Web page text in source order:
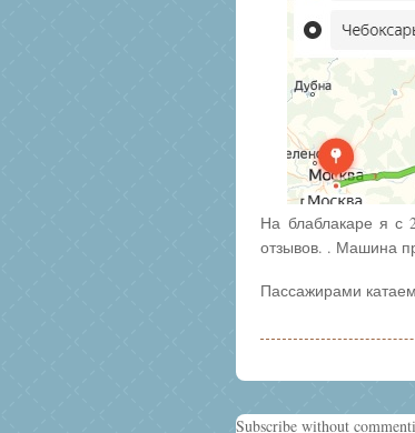
На блаблакаре я с
отзывов. . Машина
Пассажирами
Subscribe without